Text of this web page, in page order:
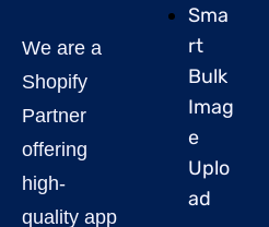
We are a
Shopify
Partner
offering
high-
quality app
Sma
rt
Bulk
Imag
e
Uplo
ad